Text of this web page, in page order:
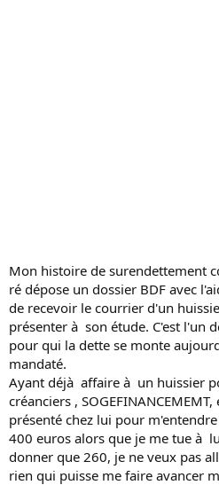
Mon histoire de surendettement
ré dépose un dossier BDF avec
de recevoir le courrier d'un
présenter à son étude. C'est l'un
pour qui la dette se monte
mandaté.
Ayant déjà affaire à un huissier
créanciers ,
présenté chez lui pour
400 euros alors que je me tue à
donner que 260, je ne veux pas
rien qui puisse me faire avancer